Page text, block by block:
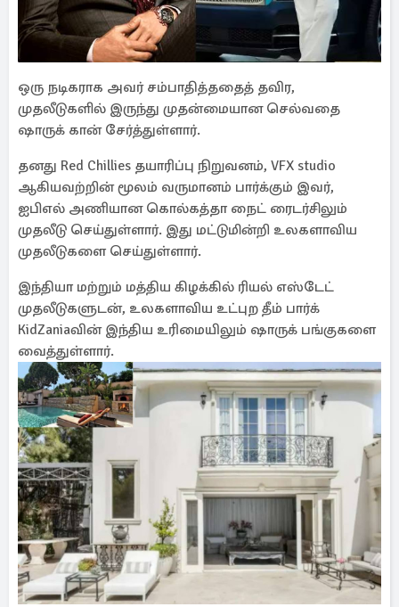
ஒரு நடிகராக அவர் சம்பாதித்ததைத் தவிர,
முதலீடுகளில் இருந்து முதன்மையான செல்வதை
ஷாருக் கான் சேர்த்துள்ளார்.
தனது Red Chillies தயாரிப்பு நிறுவனம், VFX studio
ஆகியவற்றின் மூலம் வருமானம் பார்க்கும் இவர்,
ஐபிஎல் அணியான கொல்கத்தா நைட் ரைடர்சிலும்
முதலீடு செய்துள்ளார். இது மட்டுமின்றி உலகளாவிய
முதலீடுகளை செய்துள்ளார்.
இந்தியா மற்றும் மத்திய கிழக்கில் ரியல் எஸ்டேட்
முதலீடுகளுடன், உலகளாவிய உட்புற தீம் பார்க்
KidZaniaவின் இந்திய உரிமையிலும் ஷாருக் பங்குகளை
வைத்துள்ளார்.